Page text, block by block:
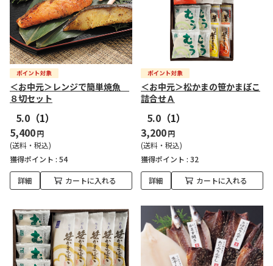
＜お中元＞レンジで簡単焼魚
８切セット
5.0 （1）
5,400円
(送料・税込)
獲得ポイント : 54
詳細 カートに入れる
＜お中元＞松かまの笹かまぼこ
詰合せＡ
5.0 （1）
3,200円
(送料・税込)
獲得ポイント : 32
詳細 カートに入れる